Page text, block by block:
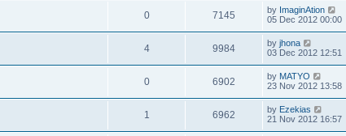
0 7145 by ImaginAtion
05 Dec 2012 00:00
4 9984 by jhona
03 Dec 2012 12:51
0 6902 by MATYO
23 Nov 2012 13:58
1 6962 by Ezekias
21 Nov 2012 16:57